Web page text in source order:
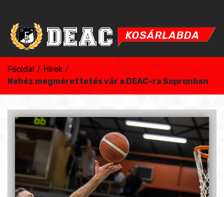
Főoldal / Hírek /
Nehéz megmérettetés vár a DEAC-ra Sopronban